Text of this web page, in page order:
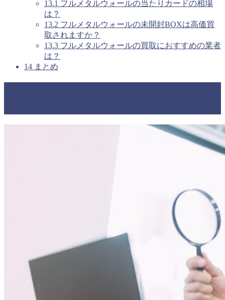
13.1 フルメタルウォールの当たりカードの相場
は？
13.2 フルメタルウォールの未開封BOXは高価買
取されますか？
13.3 フルメタルウォールの買取におすすめの業者
は？
14 まとめ